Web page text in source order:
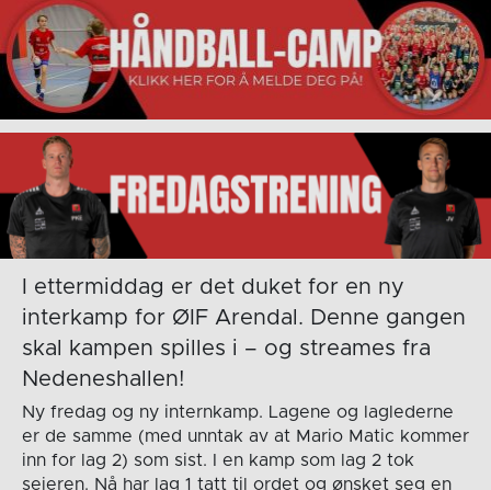
I ettermiddag er det duket for en ny
interkamp for ØIF Arendal. Denne gangen
skal kampen spilles i – og streames fra
Nedeneshallen!
Ny fredag og ny internkamp. Lagene og laglederne
er de samme (med unntak av at Mario Matic kommer
inn for lag 2) som sist. I en kamp som lag 2 tok
seieren. Nå har lag 1 tatt til ordet og ønsket seg en